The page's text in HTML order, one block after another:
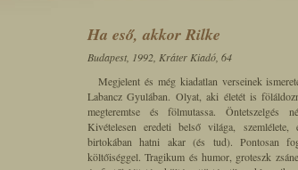
Ha eső, akkor Rilke
Budapest, 1992, Kráter Kiadó, 64
Megjelent és még kiadatlan verseinek
Labancz Gyulában. Olyat, aki életét is
megteremtse és fölmutassa. Öntetszelgés
Kivételesen eredeti belső világa, szemlélete,
birtokában hatni akar (és tud). Pontosan
költőiséggel. Tragikum és humor, groteszk